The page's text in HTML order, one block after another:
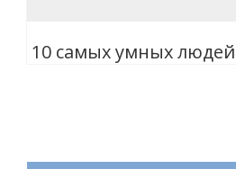
10 самых умных